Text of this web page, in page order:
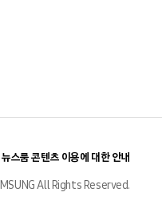
스룸 콘텐츠 이용에 대한 안내
All Rights Reserved.